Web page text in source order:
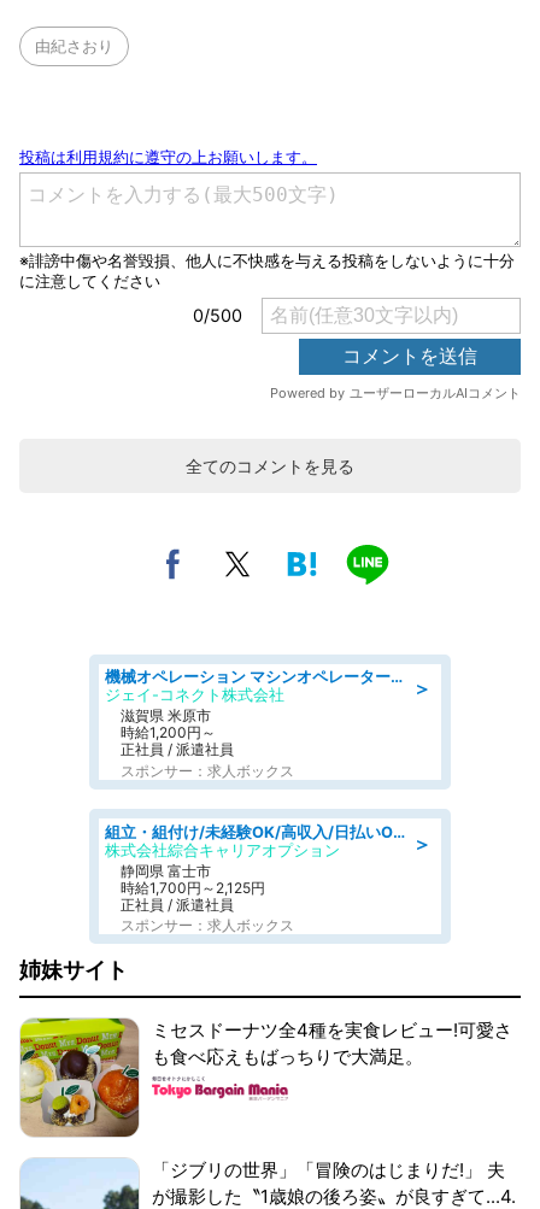
由紀さおり
全てのコメントを見る
＞
機械オペレーション マシンオペレーター/皆勤手当有/未経験可
ジェイ-コネクト株式会社
滋賀県 米原市
時給1,200円～
正社員 / 派遣社員
スポンサー：求人ボックス
＞
組立・組付け/未経験OK/高収入/日払いOK/寮費無料/交替制
株式会社綜合キャリアオプション
静岡県 富士市
時給1,700円～2,125円
正社員 / 派遣社員
スポンサー：求人ボックス
姉妹サイト
ミセスドーナツ全4種を実食レビュー!可愛さ
も食べ応えもばっちりで大満足。
「ジブリの世界」「冒険のはじまりだ!」 夫
が撮影した〝1歳娘の後ろ姿〟が良すぎて...4.